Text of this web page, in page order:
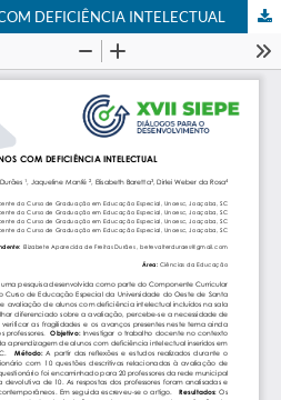
DEFICIÊNCIA INTELECTUAL